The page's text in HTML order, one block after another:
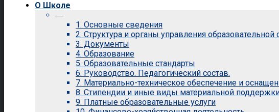
О Школе
—
1. Основные сведения
2. Структура и органы управления образовательной
3. Документы
4. Образование
5. Образовательные стандарты
6. Руководство. Педагогический состав.
7. Материально-техническое обеспечение и
8. Стипендии и иные виды материальной
9. Платные образовательные услуги